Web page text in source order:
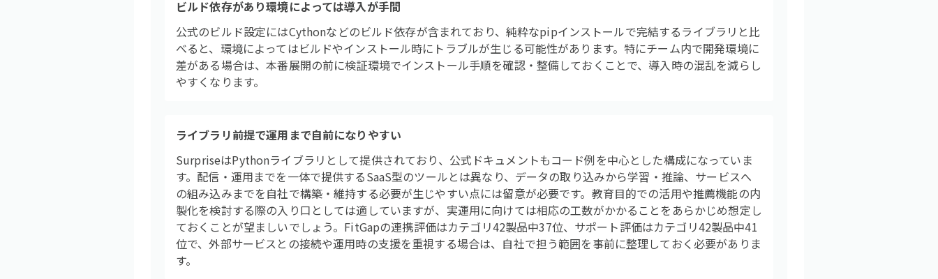
ビルド依存があり環境によっては導入が手間
公式のビルド設定にはCythonなどのビルド依存が含まれており、純粋なpipインストールで完結するライブラリと比
べると、環境によってはビルドやインストール時にトラブルが生じる可能性があります。特にチーム内で開発環境に
差がある場合は、本番展開の前に検証環境でインストール手順を確認・整備しておくことで、導入時の混乱を減らし
やすくなります。
ライブラリ前提で運用まで自前になりやすい
SurpriseはPythonライブラリとして提供されており、公式ドキュメントもコード例を中心とした構成になっていま
す。配信・運用までを一体で提供するSaaS型のツールとは異なり、データの取り込みから学習・推論、サービスへ
の組み込みまでを自社で構築・維持する必要が生じやすい点には留意が必要です。教育目的での活用や推薦機能の内
製化を検討する際の入り口としては適していますが、実運用に向けては相応の工数がかかることをあらかじめ想定し
ておくことが望ましいでしょう。FitGapの連携評価はカテゴリ42製品中37位、サポート評価はカテゴリ42製品中41
位で、外部サービスとの接続や運用時の支援を重視する場合は、自社で担う範囲を事前に整理しておく必要がありま
す。